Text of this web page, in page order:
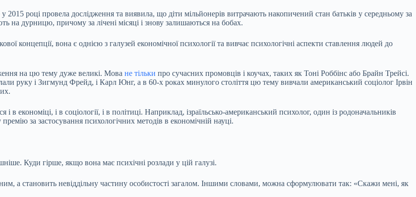
році провела дослідження та виявила, що діти мільйонерів витрачають накопичений стан батьків у середньому за
на дурницю, причому за лічені місяці і знову залишаються на бобах.
концепції, вона є однією з галузей економічної психології та вивчає психологічні аспекти ставлення людей до
на цю тему дуже великі. Мова не тільки про сучасних промовців і коучах, таких як Тоні Роббінс або Брайн Трейсі.
руку і Зигмунд Фрейд, і Карл Юнг, а в 60-х роках минулого століття цю тему вивчали американський соціолог Ірвін
економіці, і в соціології, і в політиці. Наприклад, ізраїльсько-американський психолог, один із родоначальників
за застосування психологічних методів в економічній науці.
Куди гірше, якщо вона має психічні розлади у цій галузі.
а становить невіддільну частину особистості загалом. Іншими словами, можна сформулювати так: «Скажи мені, як